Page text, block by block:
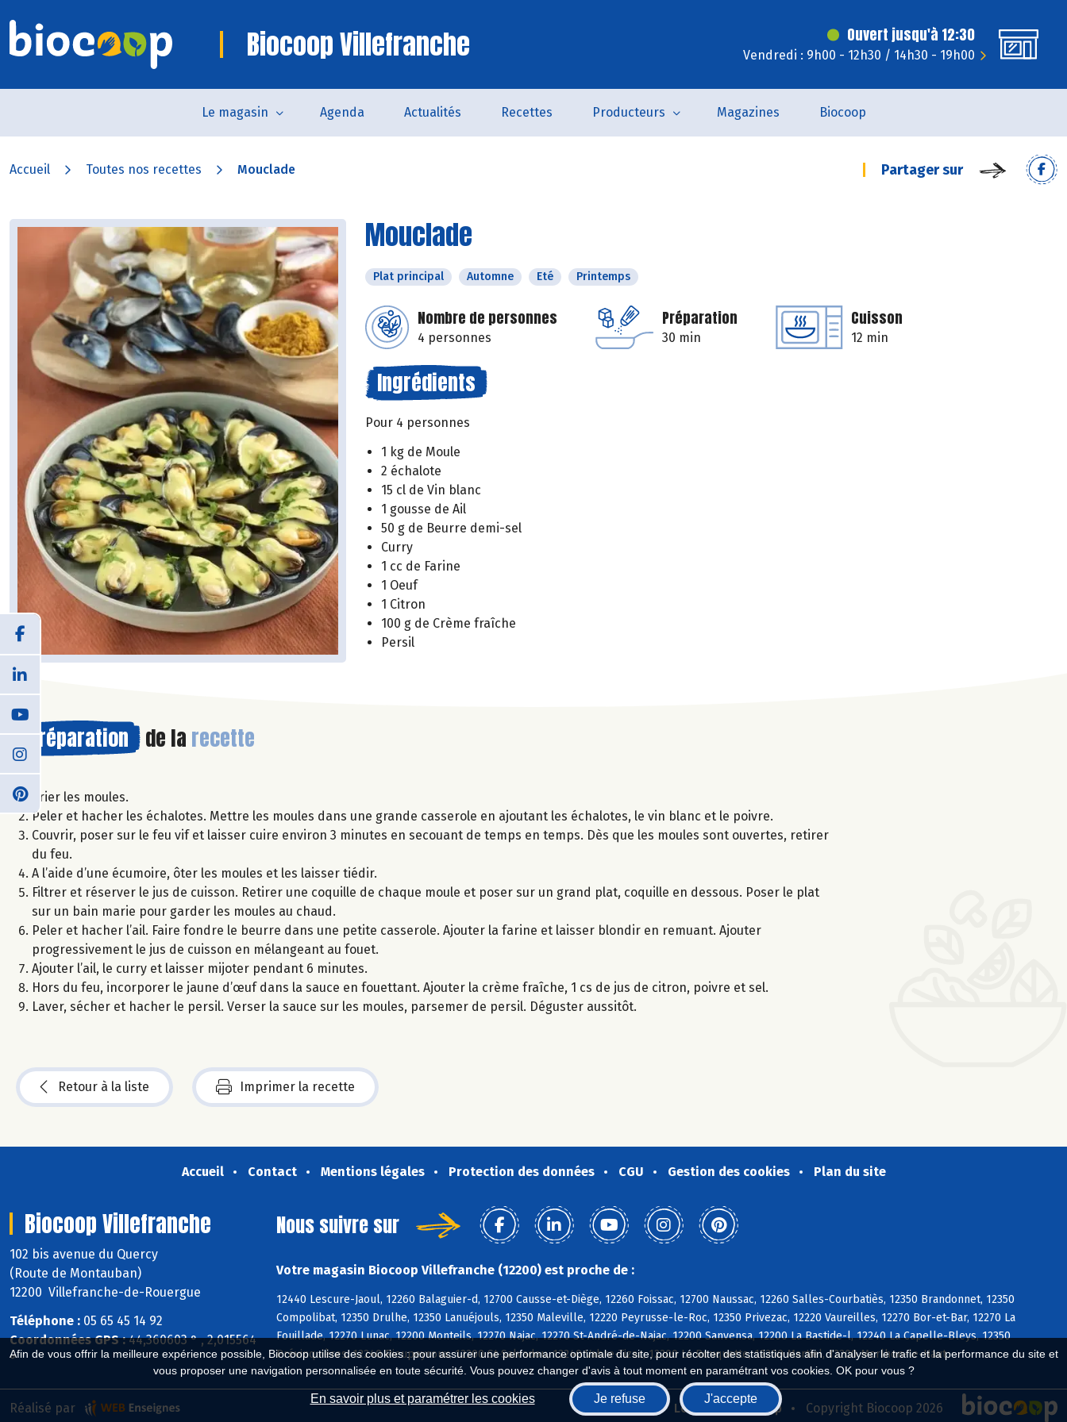
Afin de vous offrir la meilleure expérience possible, Biocoop utilise des cookies : pour assurer une performance optimale du site, pour récolter des statistiques afin d'analyser le trafic et la performance du site et
vous proposer une navigation personnalisée en toute sécurité. Vous pouvez changer d'avis à tout moment en paramétrant vos cookies. OK pour vous ?
En savoir plus et paramétrer les cookies Je refuse J'accepte
Biocoop Villefranche Ouvert jusqu'à 12:30
Vendredi : 9h00 - 12h30 / 14h30 - 19h00
Le magasin Agenda Actualités Recettes Producteurs Magazines Biocoop
Accueil Toutes nos recettes Mouclade Partager sur
Mouclade
Plat principal Automne Eté Printemps
Nombre de personnes
4 personnes
Préparation
30 min
Cuisson
12 min
Ingrédients
Pour 4 personnes
1 kg de Moule
2 échalote
15 cl de Vin blanc
1 gousse de Ail
50 g de Beurre demi-sel
Curry
1 cc de Farine
1 Oeuf
1 Citron
100 g de Crème fraîche
Persil
Préparation de la recette
Trier les moules.
Peler et hacher les échalotes. Mettre les moules dans une grande casserole en ajoutant les échalotes, le vin blanc et le poivre.
Couvrir, poser sur le feu vif et laisser cuire environ 3 minutes en secouant de temps en temps. Dès que les moules sont ouvertes, retirer
du feu.
A l’aide d’une écumoire, ôter les moules et les laisser tiédir.
Filtrer et réserver le jus de cuisson. Retirer une coquille de chaque moule et poser sur un grand plat, coquille en dessous. Poser le plat
sur un bain marie pour garder les moules au chaud.
Peler et hacher l’ail. Faire fondre le beurre dans une petite casserole. Ajouter la farine et laisser blondir en remuant. Ajouter
progressivement le jus de cuisson en mélangeant au fouet.
Ajouter l’ail, le curry et laisser mijoter pendant 6 minutes.
Hors du feu, incorporer le jaune d’œuf dans la sauce en fouettant. Ajouter la crème fraîche, 1 cs de jus de citron, poivre et sel.
Laver, sécher et hacher le persil. Verser la sauce sur les moules, parsemer de persil. Déguster aussitôt.
Retour à la liste Imprimer la recette
Accueil Contact Mentions légales Protection des données CGU Gestion des cookies Plan du site
Biocoop Villefranche
102 bis avenue du Quercy
(Route de Montauban)
12200 Villefranche-de-Rouergue
Téléphone : 05 65 45 14 92
Coordonnées GPS :44,360603 ° , 2,015564
°
Nous suivre sur
Votre magasin Biocoop Villefranche (12200) est proche de :
12440 Lescure-Jaoul, 12260 Balaguier-d, 12700 Causse-et-Diège, 12260 Foissac, 12700 Naussac, 12260 Salles-Courbatiès, 12350 Brandonnet, 12350
Compolibat, 12350 Drulhe, 12350 Lanuéjouls, 12350 Maleville, 12220 Peyrusse-le-Roc, 12350 Privezac, 12220 Vaureilles, 12270 Bor-et-Bar, 12270 La
Fouillade, 12270 Lunac, 12200 Monteils, 12270 Najac, 12270 St-André-de-Najac, 12200 Sanvensa, 12200 La Bastide-l, 12240 La Capelle-Bleys, 12350
Prévinquières, 12240 Rieupeyroux, 12200 St-Salvadou, 12240 Vabre-Tizac, 12200 La Rouquette, 12200 Martiel, 12200 Morlhon-le-Haut
Biocoop.fr Le réseau Biocoop Copyright Biocoop 2026
Réalisé par